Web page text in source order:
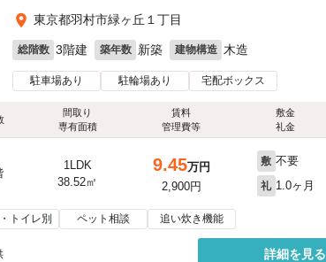
東京都羽村市緑ヶ丘１丁目
総階数 3階建 築年数 新築 建物構造 木造
駐車場あり 駐輪場あり 宅配ボックス
間取り
専有面積
賃料
管理費等
敷金
礼金
1LDK
38.52㎡
9.45万円
2,900円
敷 不要
礼 1.0ヶ月
トイレ別 ペット相談 追い炊き機能
詳細を見る